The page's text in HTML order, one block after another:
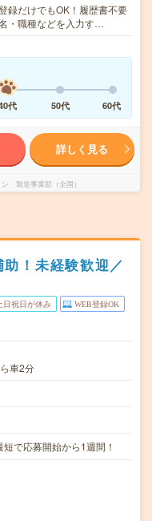
録だけでもOK！履歴書不要
・職種などを入力す…
代 50代 60代
詳しく見る
製造事業部（全国）
！未経験歓迎／
日祝日が休み WEB登録OK
車2分
で応募開始から1週間！